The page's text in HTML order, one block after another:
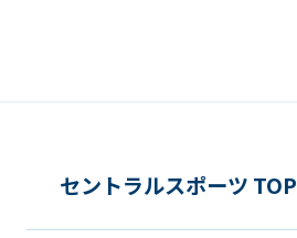
may
be
セントラルスポーツ TOP